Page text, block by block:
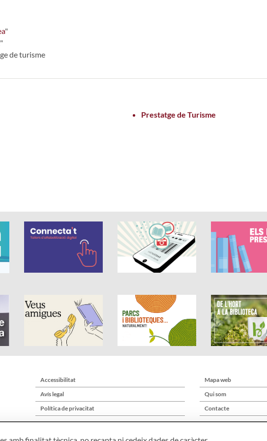
"
"
de turisme
Prestatge de Turisme
Accessibilitat
Avís legal
Política de privacitat
Mapa web
Qui som
Contacte